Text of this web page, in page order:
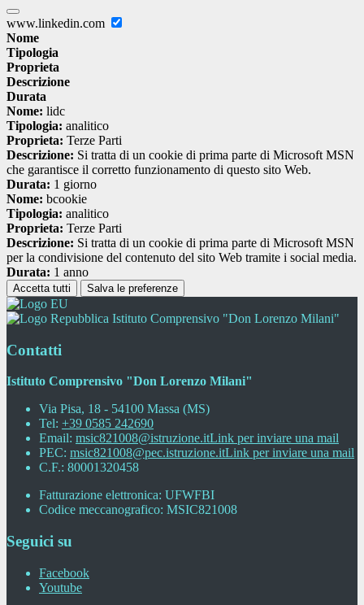
www.linkedin.com
Nome
Tipologia
Proprieta
Descrizione
Durata
Nome: lidc
Tipologia: analitico
Proprieta: Terze Parti
Descrizione: Si tratta di un cookie di prima parte di Microsoft MSN
che garantisce il corretto funzionamento di questo sito Web.
Durata: 1 giorno
Nome: bcookie
Tipologia: analitico
Proprieta: Terze Parti
Descrizione: Si tratta di un cookie di prima parte di Microsoft MSN
per la condivisione del contenuto del sito Web tramite i social media.
Durata: 1 anno
Accetta tutti Salva le preferenze
Istituto Comprensivo "Don Lorenzo Milani"
Contatti
Istituto Comprensivo "Don Lorenzo Milani"
Via Pisa, 18 - 54100 Massa (MS)
Tel: +39 0585 242690
Email: msic821008@istruzione.itLink per inviare una mail
PEC: msic821008@pec.istruzione.itLink per inviare una mail
C.F.: 80001320458
Fatturazione elettronica: UFWFBI
Codice meccanografico: MSIC821008
Seguici su
Facebook
Youtube